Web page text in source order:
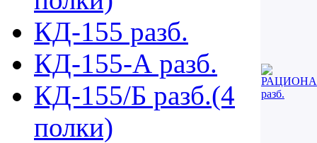
КД-155 разб.
КД-155-А разб.
КД-155/Б разб.(4
полки)